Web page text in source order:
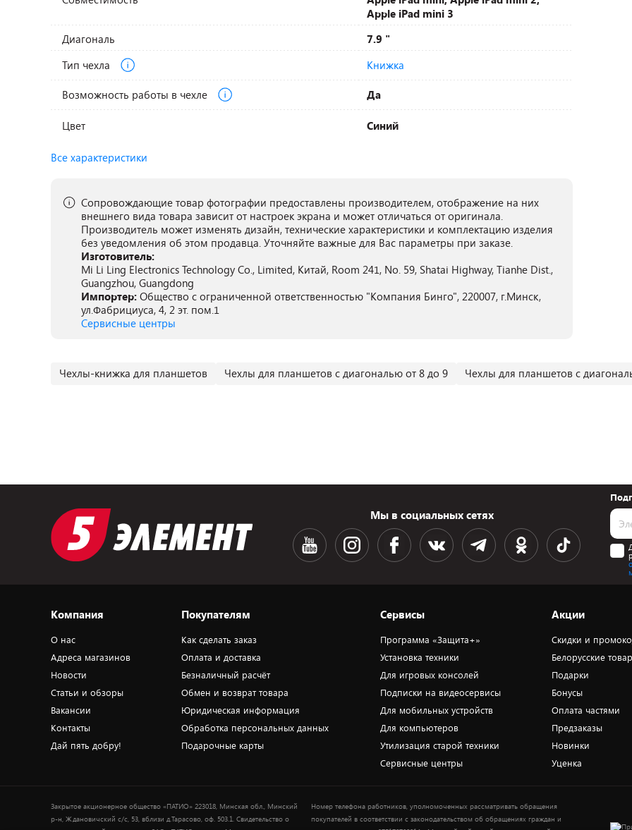
Apple iPad mini 3
Диагональ
7.9 "
Тип чехла
Книжка
Возможность работы в чехле Да
Цвет Синий
Все характеристики
Сопровождающие товар фотографии предоставлены производителем, отображение на них
внешнего вида товара зависит от настроек экрана и может отличаться от оригинала.
Производитель может изменять дизайн, технические характеристики и комплектацию изделия
без уведомления об этом продавца. Уточняйте важные для Вас параметры при заказе.
Изготовитель:
Mi Li Ling Electronics Technology Co., Limited, Китай, Room 241, No. 59, Shatai Highway, Tianhe Dist.,
Guangzhou, Guangdong
Импортер: Общество с ограниченной ответственностью "Компания Бинго", 220007, г.Минск,
ул.Фабрициуса, 4, 2 эт. пом.1
Сервисные центры
Чехлы-книжка для планшетов Чехлы для планшетов с диагональю от 8 до 9 Чехлы для планшетов с
Мы в социальных сетях
Компания
О нас
Адреса магазинов
Новости
Статьи и обзоры
Вакансии
Контакты
Дай пять добру!
Покупателям
Как сделать заказ
Оплата и доставка
Безналичный расчёт
Обмен и возврат товара
Юридическая информация
Обработка персональных данных
Подарочные карты
Сервисы
Программа «Защита+»
Установка техники
Для игровых консолей
Подписки на видеосервисы
Для мобильных устройств
Для компьютеров
Утилизация старой техники
Сервисные центры
Акции
Скидки и
Белорусские
Подарки
Бонусы
Оплата частями
Предзаказы
Новинки
Уценка
Закрытое акционерное общество «ПАТИО» 223018, Минская обл., Минский
р-н, Ждановичский с/с, 53, вблизи д.Тарасово, оф. 503.1. Свидетельство о
Номер телефона работников, уполномоченных рассматривать обращения
покупателей в соответствии с законодательством об обращениях граждан и